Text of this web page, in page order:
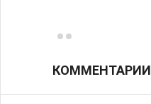
КОММЕНТАРИИ